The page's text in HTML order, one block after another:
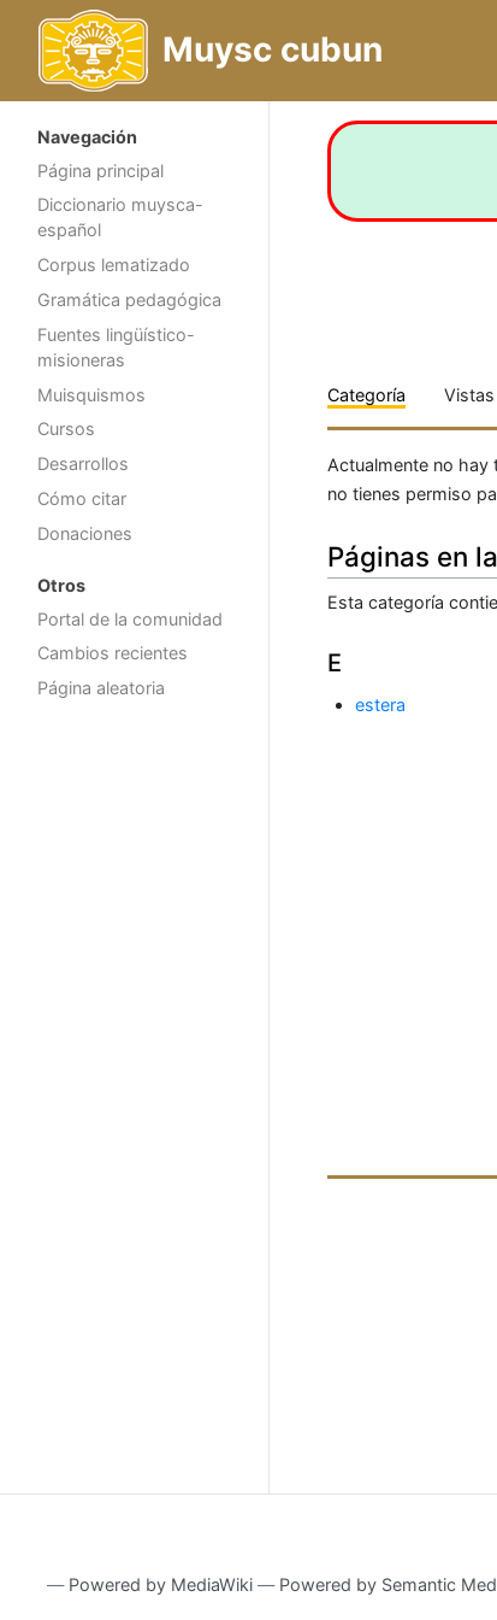
Muysc cubun
Navegación
Página principal
Diccionario muysca-
español
Corpus lematizado
Gramática pedagógica
Fuentes lingüístico-
misioneras
Muisquismos
Cursos
Desarrollos
Cómo citar
Donaciones
Otros
Portal de la comunidad
Cambios recientes
Página aleatoria
Categoría Vistas
Actualmente no hay
no tienes permiso
Páginas en
Esta categoría
E
estera
― Powered by MediaWiki ― Powered by Semantic